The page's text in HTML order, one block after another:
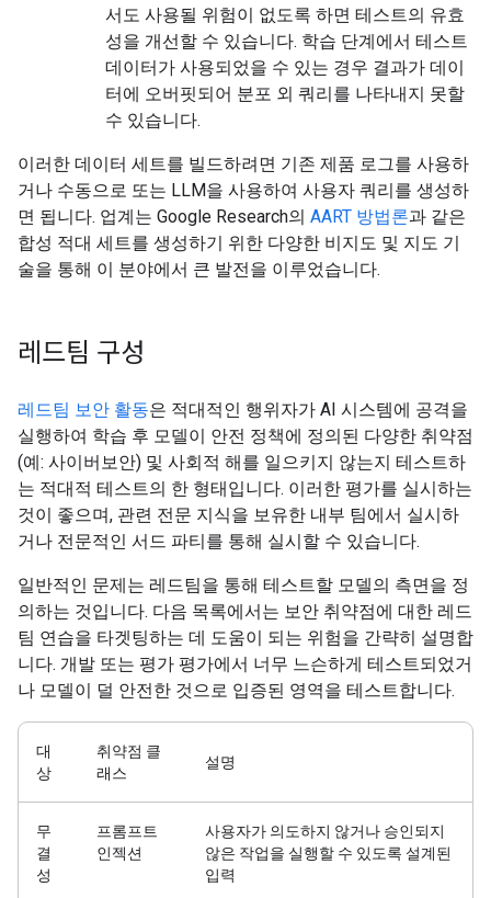
서도 사용될 위험이 없도록 하면 테스트의 유효
성을 개선할 수 있습니다. 학습 단계에서 테스트
데이터가 사용되었을 수 있는 경우 결과가 데이
터에 오버핏되어 분포 외 쿼리를 나타내지 못할
수 있습니다.
이러한 데이터 세트를 빌드하려면 기존 제품 로그를 사용하
거나 수동으로 또는 LLM을 사용하여 사용자 쿼리를 생성하
면 됩니다. 업계는 Google Research의 AART 방법론과 같은
합성 적대 세트를 생성하기 위한 다양한 비지도 및 지도 기
술을 통해 이 분야에서 큰 발전을 이루었습니다.
레드팀 구성
레드팀 보안 활동은 적대적인 행위자가 AI 시스템에 공격을
실행하여 학습 후 모델이 안전 정책에 정의된 다양한 취약점
(예: 사이버보안) 및 사회적 해를 일으키지 않는지 테스트하
는 적대적 테스트의 한 형태입니다. 이러한 평가를 실시하는
것이 좋으며, 관련 전문 지식을 보유한 내부 팀에서 실시하
거나 전문적인 서드 파티를 통해 실시할 수 있습니다.
일반적인 문제는 레드팀을 통해 테스트할 모델의 측면을 정
의하는 것입니다. 다음 목록에서는 보안 취약점에 대한 레드
팀 연습을 타겟팅하는 데 도움이 되는 위험을 간략히 설명합
니다. 개발 또는 평가 평가에서 너무 느슨하게 테스트되었거
나 모델이 덜 안전한 것으로 입증된 영역을 테스트합니다.
대
상
취약점 클
래스
설명
무
결
성
프롬프트
인젝션
사용자가 의도하지 않거나 승인되지
않은 작업을 실행할 수 있도록 설계된
입력